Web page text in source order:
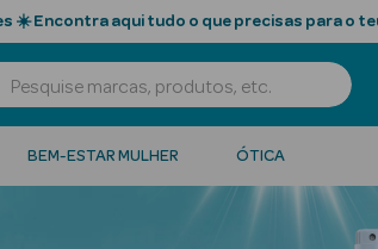
☀️ Encontra aqui tudo o que precisas para o
BEM-ESTAR MULHER ÓTICA